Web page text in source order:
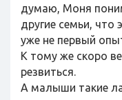
думаю, Моня
другие семьи, что
уже не первый
К тому же скоро
резвиться.
А малыши такие